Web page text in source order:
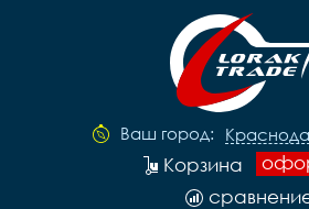
Ваш город:
Корзина